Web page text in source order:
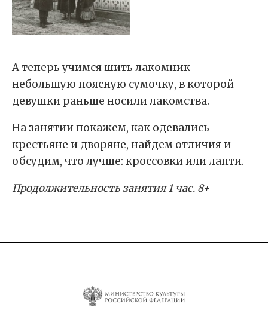
А теперь учимся шить лакомник ––
небольшую поясную сумочку, в которой
девушки раньше носили лакомства.
На занятии покажем, как одевались
крестьяне и дворяне, найдем отличия и
обсудим, что лучше: кроссовки или лапти.
Продолжительность занятия 1 час. 8+